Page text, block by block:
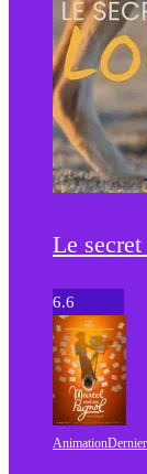
Le
6.6
Animation